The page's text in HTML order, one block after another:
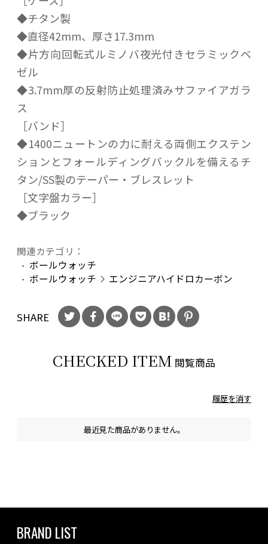
◆チタン製
◆直径42mm、厚さ17.3mm
◆片方向回転式ルミノバ夜光付きセラミックベ
ゼル
◆3.7mm厚の反射防止処理済みサファイアガラ
ス
［バンド］
◆1400ニュートンの力に耐える両側エクステン
ションとフォールディングバックルを備えるチ
タン/SS製のテーパー・ブレスレット
［文字盤カラー］
◆ブラック
関連カテゴリ：
ボールウォッチ
ボールウォッチ
エンジニアハイドロカーボン
SHARE
CHECKED ITEM 閲覧商品
履歴を消す
最近見た商品がありません。
BRAND LIST